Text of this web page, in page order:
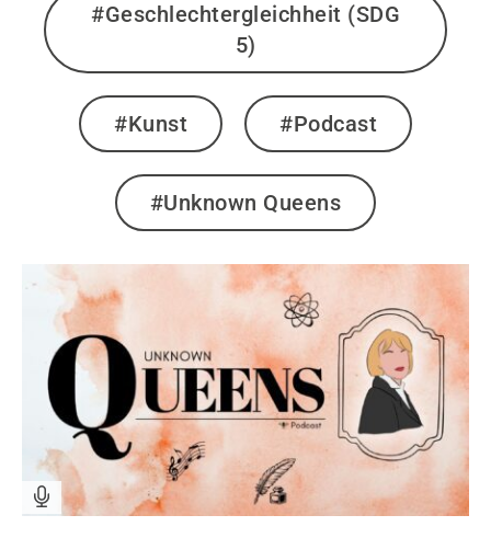
#Geschlechtergleichheit (SDG
5)
#Kunst #Podcast
#Unknown Queens